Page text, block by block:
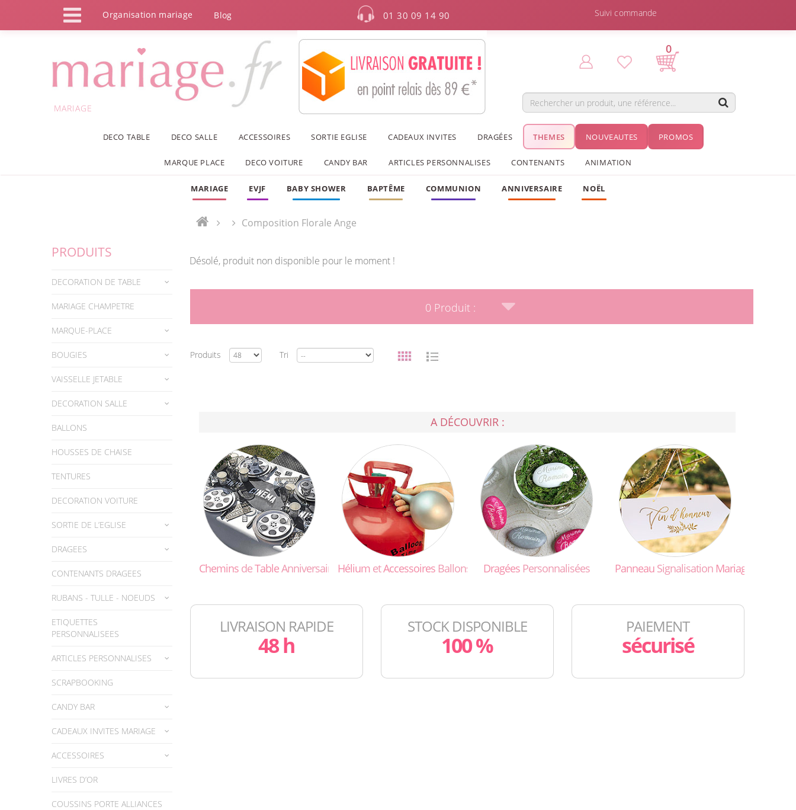
Organisation mariage Blog 01 30 09 14 90 Suivi commande
MARIAGE
0
DECO TABLE DECO SALLE ACCESSOIRES SORTIE EGLISE CADEAUX INVITES DRAGÉES THEMES NOUVEAUTES PROMOS
MARQUE PLACE DECO VOITURE CANDY BAR ARTICLES PERSONNALISES CONTENANTS ANIMATION
MARIAGE EVJF BABY SHOWER BAPTÊME COMMUNION ANNIVERSAIRE NOËL
PRODUITS
DECORATION DE TABLE
MARIAGE CHAMPETRE
MARQUE-PLACE
BOUGIES
VAISSELLE JETABLE
DECORATION SALLE
BALLONS
HOUSSES DE CHAISE
TENTURES
DECORATION VOITURE
SORTIE DE L’EGLISE
DRAGEES
CONTENANTS DRAGEES
RUBANS - TULLE - NOEUDS
ETIQUETTES
PERSONNALISEES
ARTICLES PERSONNALISES
SCRAPBOOKING
CANDY BAR
CADEAUX INVITES MARIAGE
ACCESSOIRES
LIVRES D’OR
COUSSINS PORTE ALLIANCES
Composition Florale Ange
Désolé, produit non disponible pour le moment !
0 Produit :
Produits Tri
A DÉCOUVRIR :
Chemins deTableAnniversaire Hélium etAccessoires Ballons Dragées Personnalisées Panneau Signalisation Mariage
LIVRAISON RAPIDE
48 h
STOCK DISPONIBLE
100 %
PAIEMENT
sécurisé
Panneau de gestion des cookies